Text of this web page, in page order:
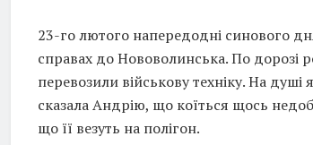
23-го лютого напередодні синового
справах до Нововолинська. По дорозі
перевозили військову техніку. На
сказала Андрію, що коїться щось
що її везуть на полігон.